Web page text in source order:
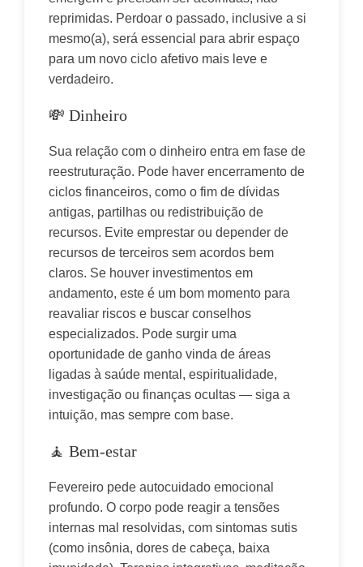
reprimidas. Perdoar o passado, inclusive a si
mesmo(a), será essencial para abrir espaço
para um novo ciclo afetivo mais leve e
verdadeiro.
💸 Dinheiro
Sua relação com o dinheiro entra em fase de
reestruturação. Pode haver encerramento de
ciclos financeiros, como o fim de dívidas
antigas, partilhas ou redistribuição de
recursos. Evite emprestar ou depender de
recursos de terceiros sem acordos bem
claros. Se houver investimentos em
andamento, este é um bom momento para
reavaliar riscos e buscar conselhos
especializados. Pode surgir uma
oportunidade de ganho vinda de áreas
ligadas à saúde mental, espiritualidade,
investigação ou finanças ocultas — siga a
intuição, mas sempre com base.
🧘 Bem-estar
Fevereiro pede autocuidado emocional
profundo. O corpo pode reagir a tensões
internas mal resolvidas, com sintomas sutis
(como insônia, dores de cabeça, baixa